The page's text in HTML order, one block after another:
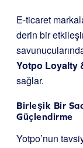
E-ticaret
derin bir
Yotpo Loyalty
sağlar.
Birleşik Bir
Güçlendirme
Yotpo’nun